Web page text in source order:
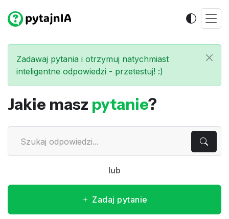
Zadawaj pytania i otrzymuj natychmiast
inteligentne odpowiedzi - przetestuj! :)
Jakie masz pytanie?
lub
Zadaj pytanie